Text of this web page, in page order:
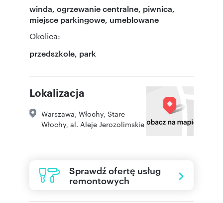
winda, ogrzewanie centralne, piwnica,
miejsce parkingowe, umeblowane
Okolica:
przedszkole, park
Lokalizacja
Warszawa Włochy Stare
Włochy al. Aleje Jerozolimskie
Sprawdź ofertę usług
remontowych